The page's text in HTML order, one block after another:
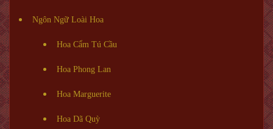
Ngôn Ngữ Loài Hoa
Hoa Cẩm Tú Cầu
Hoa Phong Lan
Hoa Marguerite
Hoa Dã Quỳ